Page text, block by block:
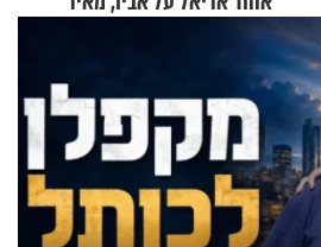
אריאל ז"ל